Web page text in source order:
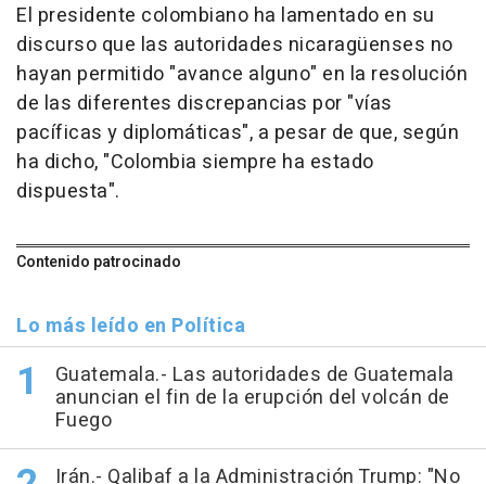
El presidente colombiano ha lamentado en su
discurso que las autoridades nicaragüenses no
hayan permitido "avance alguno" en la resolución
de las diferentes discrepancias por "vías
pacíficas y diplomáticas", a pesar de que, según
ha dicho, "Colombia siempre ha estado
dispuesta".
Contenido patrocinado
Lo más leído en Política
Guatemala.- Las autoridades de Guatemala
anuncian el fin de la erupción del volcán de
Fuego
Irán.- Qalibaf a la Administración Trump: "No